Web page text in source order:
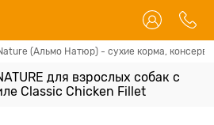
(Альмо Натюр) - сухие корма,
для взрослых собак с
Classic Chicken Fillet